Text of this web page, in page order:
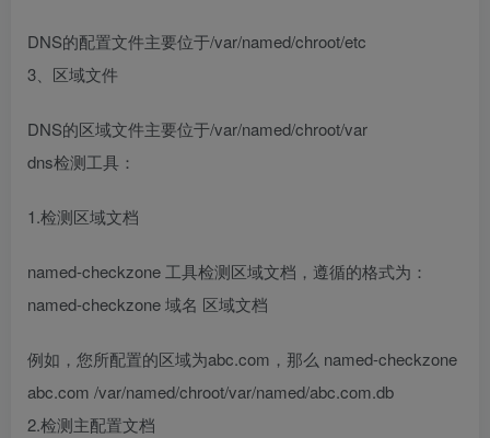
DNS的配置文件主要位于/var/named/chroot/etc
3、区域文件
DNS的区域文件主要位于/var/named/chroot/var
dns检测工具：
1.检测区域文档
named-checkzone 工具检测区域文档，遵循的格式为：
named-checkzone 域名 区域文档
例如，您所配置的区域为abc.com，那么 named-checkzone
abc.com /var/named/chroot/var/named/abc.com.db
2.检测主配置文档